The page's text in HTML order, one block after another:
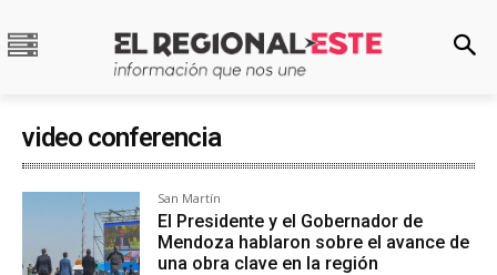
video conferencia
San Martín
El Presidente y el Gobernador de
Mendoza hablaron sobre el avance de
una obra clave en la región